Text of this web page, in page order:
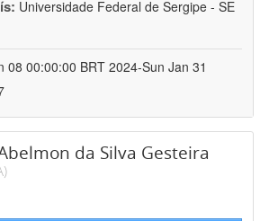
Universidade Federal de Sergipe - SE
08 00:00:00 BRT 2024-Sun Jan 31
da Silva Gesteira